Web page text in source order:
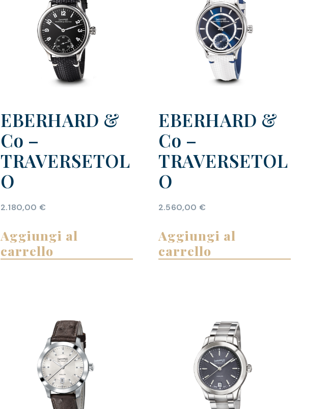
EBERHARD &
Co –
TRAVERSETOL
O
2.180,00 €
Aggiungi al
carrello
EBERHARD &
Co –
TRAVERSETOL
O
2.560,00 €
Aggiungi al
carrello